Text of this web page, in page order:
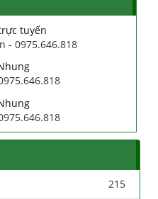
- 0975.646.818
215